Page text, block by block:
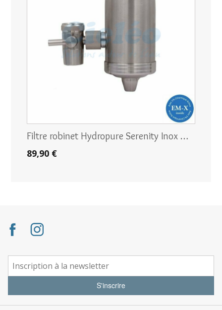
Filtre robinet Hydropure Serenity Inox …
89,90 €
S'inscrire